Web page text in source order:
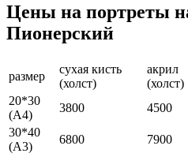
Цены на портреты
Пионерский
размер
сухая кисть
(холст)
акрил
(холст)
20*30
(А4)
3800 4500
30*40
(А3)
6800 7900